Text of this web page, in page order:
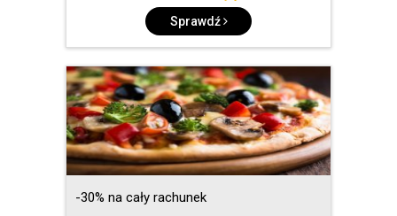
Sprawdź
-30% na cały rachunek